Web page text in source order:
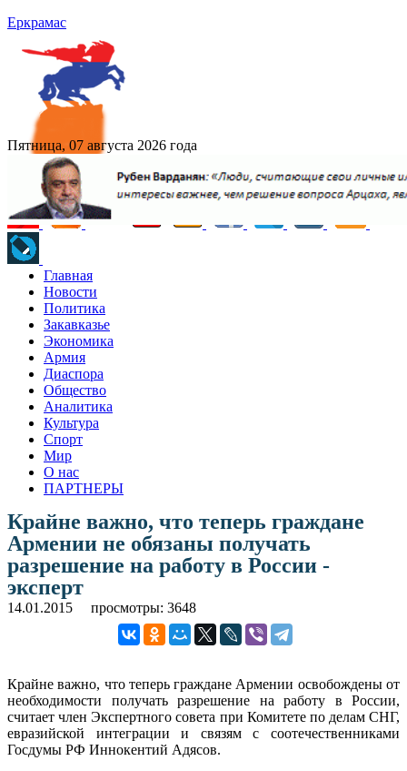
Еркрамас
Пятница, 07 августа 2026 года
Главная
Новости
Политика
Закавказье
Экономика
Армия
Диаспора
Общество
Аналитика
Культура
Спорт
Мир
О нас
ПАРТНЕРЫ
Крайне важно, что теперь граждане
Армении не обязаны получать
разрешение на работу в России -
эксперт
14.01.2015 просмотры: 3648
Крайне важно, что теперь граждане Армении освобождены от
необходимости получать разрешение на работу в России,
считает член Экспертного совета при Комитете по делам СНГ,
евразийской интеграции и связям с соотечественниками
Госдумы РФ Иннокентий Адясов.